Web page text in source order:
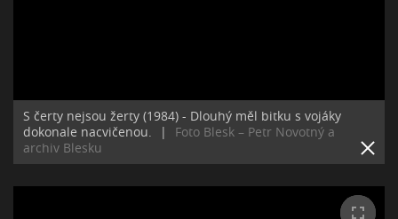
S čerty nejsou žerty (1984) - Dlouhý měl bitku s vojáky
dokonale nacvičenou.
|
Foto Blesk – Petr Novotný a
archiv Blesku